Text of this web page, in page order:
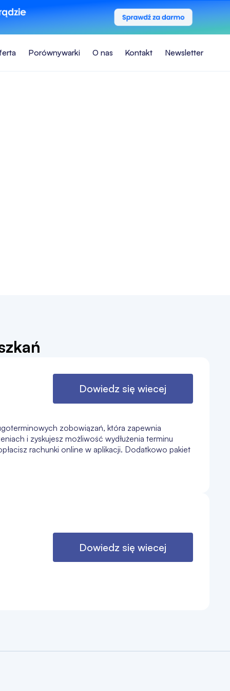
Porównywarki O nas Kontakt Newsletter
Dowiedz się wiecej
zobowiązań, która zapewnia
i zyskujesz możliwość wydłużenia terminu
rachunki online w aplikacji. Dodatkowo pakiet
Dowiedz się wiecej